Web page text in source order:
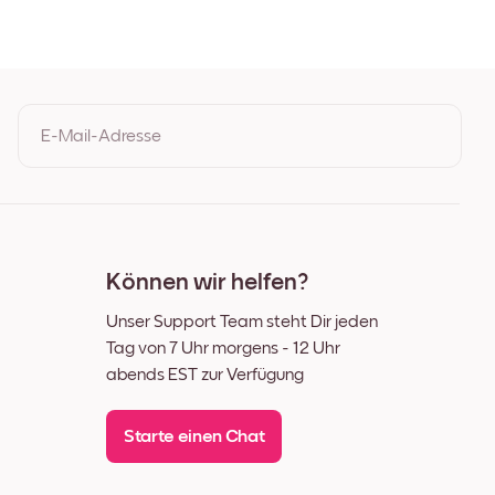
E-Mail-Adresse
Können wir helfen?
Unser Support Team steht Dir jeden
Tag von 7 Uhr morgens - 12 Uhr
abends EST zur Verfügung
Starte einen Chat